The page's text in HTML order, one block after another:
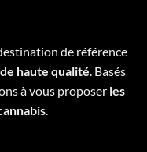
de référence
haute qualité . Basés
à vous proposer les